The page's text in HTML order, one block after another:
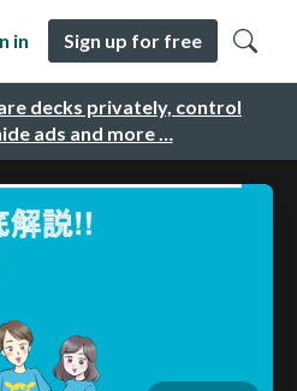
decks privately, control
ads and more …
in Sign up for free